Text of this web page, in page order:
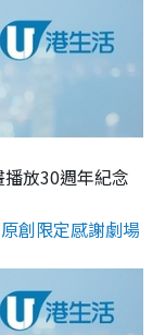
播放30週年紀念
創限定感謝劇場